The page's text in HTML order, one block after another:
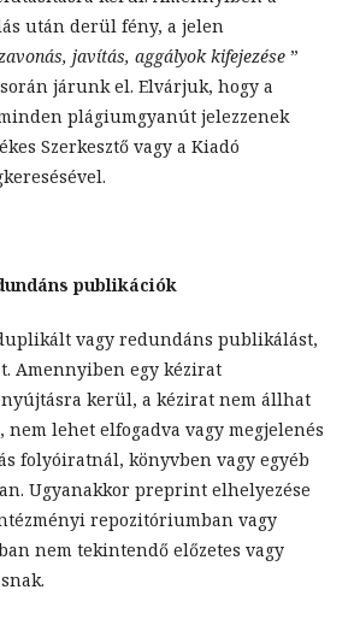
után derül fény, a jelen
javítás, aggályok kifejezése ”
járunk el. Elvárjuk, hogy a
plágiumgyanút jelezzenek
Szerkesztő vagy a Kiadó
publikációk
vagy redundáns publikálást,
Amennyiben egy kézirat
kerül, a kézirat nem állhat
lehet elfogadva vagy megjelenés
folyóiratnál, könyvben vagy egyéb
Ugyanakkor preprint elhelyezése
repozitóriumban vagy
nem tekintendő előzetes vagy